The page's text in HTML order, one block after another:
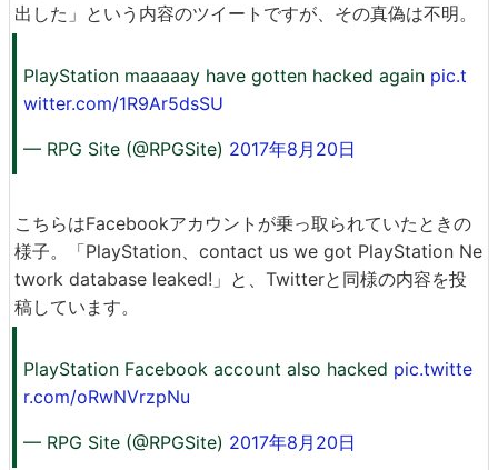
出した」という内容のツイートですが、その真偽は不明。
PlayStation maaaaay have gotten hacked again pic.t
witter.com/1R9Ar5dsSU
— RPG Site (@RPGSite) 2017年8月20日
こちらはFacebookアカウントが乗っ取られていたときの
様子。「PlayStation、contact us we got PlayStation Ne
twork database leaked!」と、Twitterと同様の内容を投
稿しています。
PlayStation Facebook account also hacked pic.twitte
r.com/oRwNVrzpNu
— RPG Site (@RPGSite) 2017年8月20日